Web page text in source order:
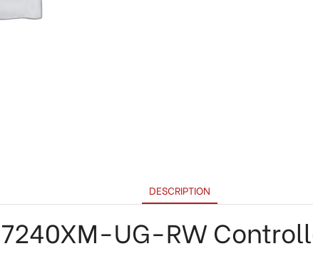
DESCRIPTION
UG-RW